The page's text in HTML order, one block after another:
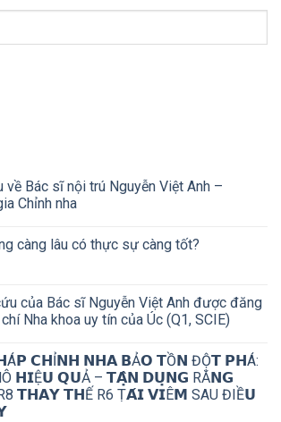
về Bác sĩ nội trú Nguyễn Việt Anh –
Chỉnh nha
càng lâu có thực sự càng tốt?
của Bác sĩ Nguyễn Việt Anh được đăng
Nha khoa uy tín của Úc (Q1, SCIE)
𝗖𝗛Ỉ𝗡𝗛 𝗡𝗛𝗔 𝗕Ả𝗢 𝗧Ồ𝗡 ĐỘ̣𝗧 𝗣𝗛Á:
𝗛𝗜Ệ𝗨 𝗤𝗨Ả – 𝗧𝗔̣̂𝗡 𝗗𝗨̣𝗡𝗚 RĂ𝗡𝗚
𝗧𝗛𝗔𝗬 𝗧𝗛Ế R6 Ṭ𝗔́𝗜 𝗩𝗜Ê𝗠 SAU ĐIỀ𝗨